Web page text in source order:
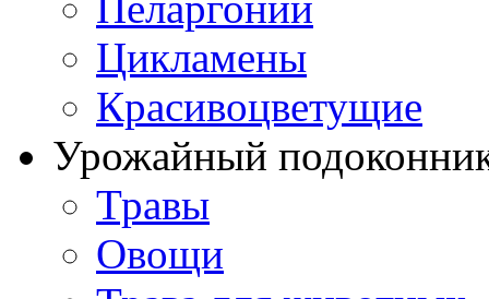
Цикламены
Красивоцветущие
Урожайный
Травы
Овощи